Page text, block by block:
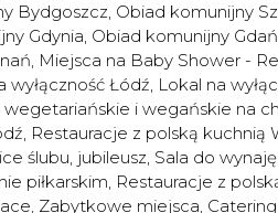
Bydgoszcz, Obiad komunijny
Gdynia, Obiad komunijny
, Miejsca na Baby Shower -
wyłączność Łódź, Lokal na
wegetariańskie i wegańskie na
, Restauracje z polską kuchnią
ślubu, jubileusz, Sala do
piłkarskim, Restauracje z
, Zabytkowe miejsca,